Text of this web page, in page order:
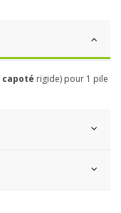
capoté rigide) pour 1 pile